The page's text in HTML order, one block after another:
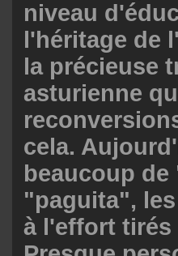
niveau
l'héritage de
la précieuse
asturienne
cela.
beaucoup
"paguita",
à l'effort tirés